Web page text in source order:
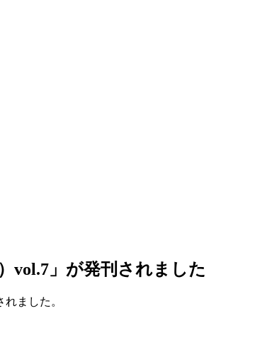
vol.7」が発刊されました
ました。